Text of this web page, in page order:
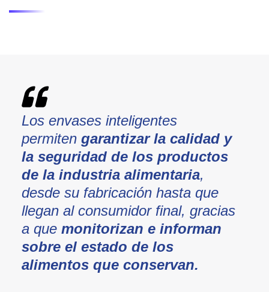
Los envases inteligentes
permiten garantizar la calidad y
la seguridad de los productos
de la industria alimentaria,
desde su fabricación hasta que
llegan al consumidor final, gracias
a que monitorizan e informan
sobre el estado de los
alimentos que conservan.